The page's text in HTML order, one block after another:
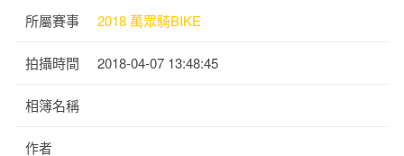
所屬賽事 2018 萬眾騎BIKE
拍攝時間 2018-04-07 13:48:45
相簿名稱
作者